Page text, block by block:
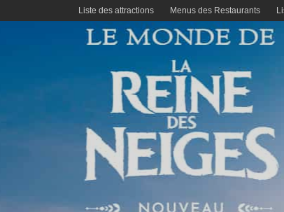
Liste des attractions Menus des Restaurants